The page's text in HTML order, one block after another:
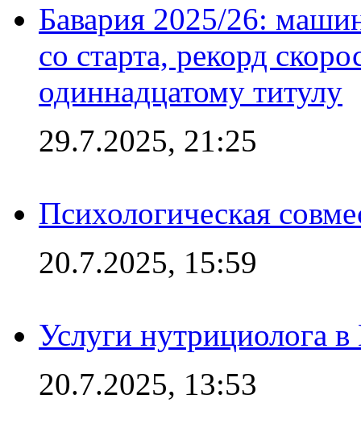
Бавария 2025/26:
со старта, рекорд
одиннадцатому титулу
29.7.2025, 21:25
Психологическая
20.7.2025, 15:59
Услуги нутрициолога
20.7.2025, 13:53